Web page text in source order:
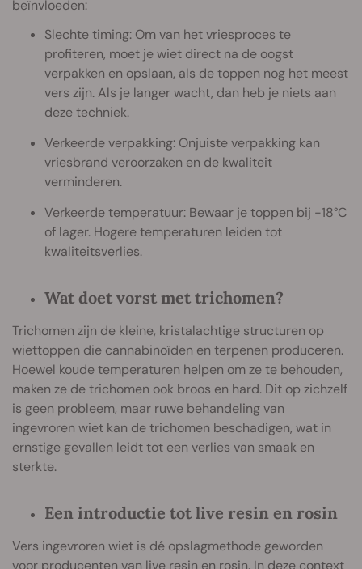
beïnvloeden:
Slechte timing: Om van het vriesproces te
profiteren, moet je wiet direct na de oogst
verpakken en opslaan, als de toppen nog het meest
vers zijn. Als je langer wacht, dan heb je niets aan
deze techniek.
Verkeerde verpakking: Onjuiste verpakking kan
vriesbrand veroorzaken en de kwaliteit
verminderen.
Verkeerde temperatuur: Bewaar je toppen bij -18°C
of lager. Hogere temperaturen leiden tot
kwaliteitsverlies.
Wat doet vorst met trichomen?
Trichomen zijn de kleine, kristalachtige structuren op
wiettoppen die cannabinoïden en terpenen produceren.
Hoewel koude temperaturen helpen om ze te behouden,
maken ze de trichomen ook broos en hard. Dit op zichzelf
is geen probleem, maar ruwe behandeling van
ingevroren wiet kan de trichomen beschadigen, wat in
ernstige gevallen leidt tot een verlies van smaak en
sterkte.
Een introductie tot live resin en rosin
Vers ingevroren wiet is dé opslagmethode geworden
voor producenten van live resin en rosin. In deze context